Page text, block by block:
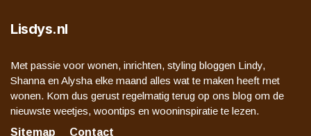
Lisdys.nl
Met passie voor wonen, inrichten, styling bloggen Lindy,
Shanna en Alysha elke maand alles wat te maken heeft met
wonen. Kom dus gerust regelmatig terug op ons blog om de
nieuwste weetjes, woontips en wooninspiratie te lezen.
Sitemap
Contact